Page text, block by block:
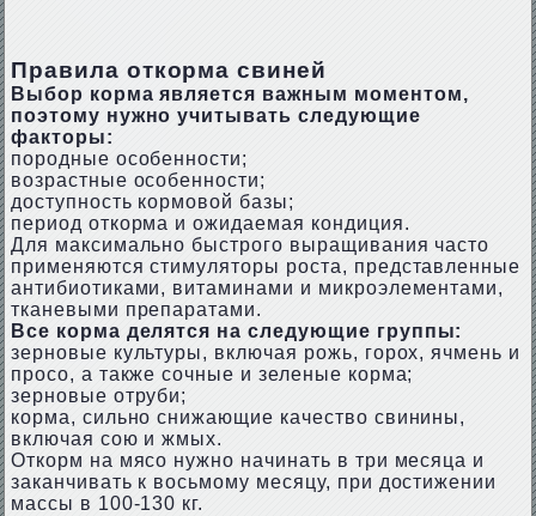
Правила откорма свиней
Выбор корма является важным моментом,
поэтому нужно учитывать следующие
факторы:
породные особенности;
возрастные особенности;
доступность кормовой базы;
период откорма и ожидаемая кондиция.
Для максимально быстрого выращивания часто
применяются стимуляторы роста, представленные
антибиотиками, витаминами и микроэлементами,
тканевыми препаратами.
Все корма делятся на следующие группы:
зерновые культуры, включая рожь, горох, ячмень и
просо, а также сочные и зеленые корма;
зерновые отруби;
корма, сильно снижающие качество свинины,
включая сою и жмых.
Откорм на мясо нужно начинать в три месяца и
заканчивать к восьмому месяцу, при достижении
массы в 100-130 кг.